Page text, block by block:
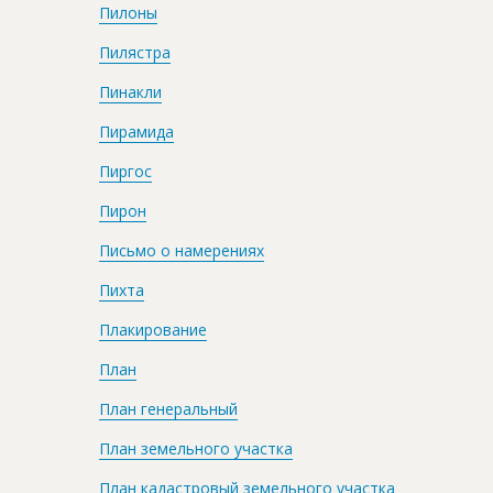
Пилоны
Пилястра
Пинакли
Пирамида
Пиргос
Пирон
Письмо о намерениях
Пихта
Плакирование
План
План генеральный
План земельного участка
План кадастровый земельного участка